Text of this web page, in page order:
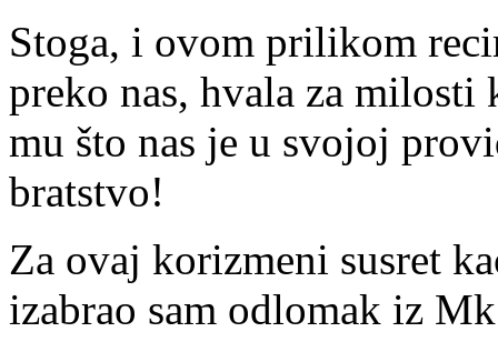
Stoga, i ovom prilikom
preko nas, hvala za milosti
mu što nas je u svojoj
bratstvo!
Za ovaj korizmeni susret
izabrao sam odlomak iz